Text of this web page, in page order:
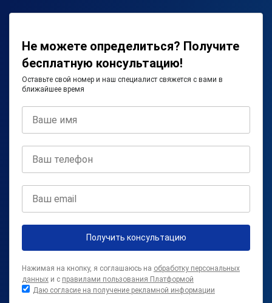
Не можете определиться? Получите
бесплатную консультацию!
Оставьте свой номер и наш специалист свяжется с вами в
ближайшее время
Получить консультацию
Нажимая на кнопку, я соглашаюсь на обработку персональных
данных и с правилами пользования Платформой
Даю согласие на получение рекламной информации